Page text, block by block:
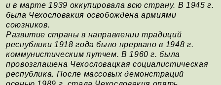
и в марте 1939 оккупировала всю страну. В 1945 г.
была Чехословакия освобождена армиями
союзников.
Развитие страны в направлении традиций
республики 1918 года было прервано в 1948 г.
коммунистическим путчем. В 1960 г. была
провозглашена Чехословацкая социалистическая
республика. После массовых демонстраций